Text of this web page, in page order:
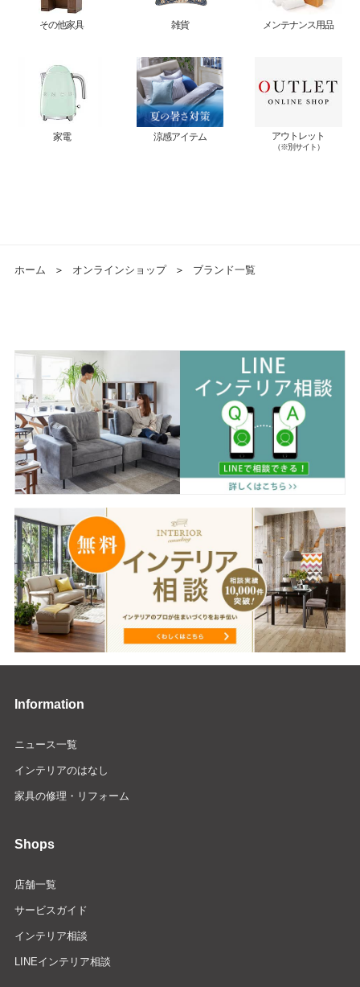
その他家具 雑貨 メンテナンス用品
家電 涼感アイテム アウトレット
（※別サイト）
ホーム ＞ オンラインショップ ＞ ブランド一覧
Information
ニュース一覧
インテリアのはなし
家具の修理・リフォーム
Shops
店舗一覧
サービスガイド
インテリア相談
LINEインテリア相談